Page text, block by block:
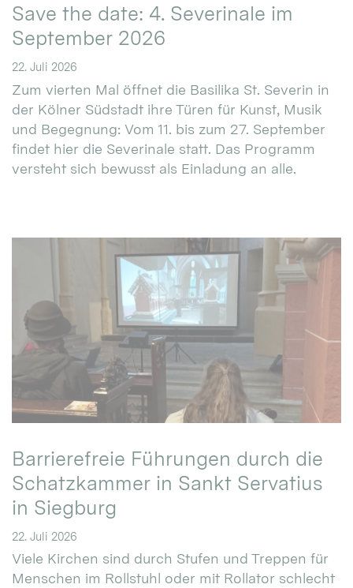
Save the date: 4. Severinale im
September 2026
22. Juli 2026
Zum vierten Mal öffnet die Basilika St. Severin in
der Kölner Südstadt ihre Türen für Kunst, Musik
und Begegnung: Vom 11. bis zum 27. September
findet hier die Severinale statt. Das Programm
versteht sich bewusst als Einladung an alle.
Barrierefreie Führungen durch die
Schatzkammer in Sankt Servatius
in Siegburg
22. Juli 2026
Viele Kirchen sind durch Stufen und Treppen für
Menschen im Rollstuhl oder mit Rollator schlecht